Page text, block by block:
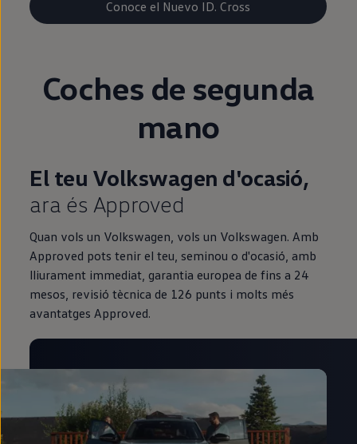
Conoce el Nuevo ID. Cross
Coches de segunda
mano
El teu Volkswagen d'ocasió,
ara és Approved
Quan vols un Volkswagen, vols un Volkswagen. Amb
Approved pots tenir el teu, seminou o d'ocasió, amb
lliurament immediat, garantia europea de fins a 24
mesos, revisió tècnica de 126 punts i molts més
avantatges Approved.